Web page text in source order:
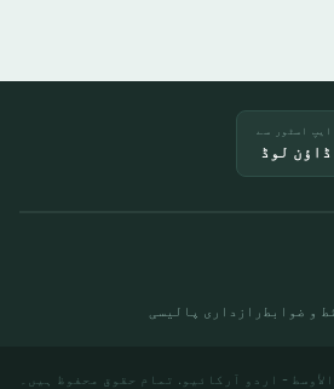
ایپ اسٹور سے
ڈاؤن لوڈ
و ضوابط رازداری پالیسی
- اردو آرکائیو. تمام حقوق محفوظ ہیں۔